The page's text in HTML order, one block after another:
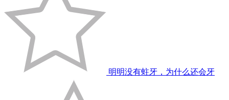
明明没有蛀牙，为什么还会牙